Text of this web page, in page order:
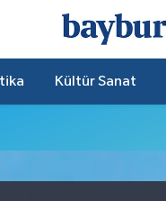
Kültür Sanat